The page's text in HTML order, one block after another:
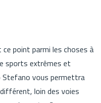
point parmi les choses à
sports extrêmes et
Stefano vous permettra
loin des voies